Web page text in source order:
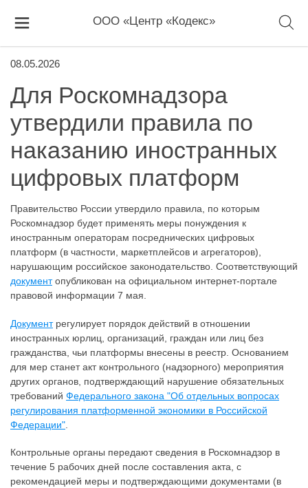
ООО «Центр «Кодекс»
08.05.2026
Для Роскомнадзора
утвердили правила по
наказанию иностранных
цифровых платформ
Правительство России утвердило правила, по которым
Роскомнадзор будет применять меры понуждения к
иностранным операторам посреднических цифровых
платформ (в частности, маркетплейсов и агрегаторов),
нарушающим российское законодательство. Соответствующий
документопубликован на официальном интернет-портале
правовой информации 7 мая.
Документрегулирует порядок действий в отношении
иностранных юрлиц, организаций, граждан или лиц без
гражданства, чьи платформы внесены в реестр. Основанием
для мер станет акт контрольного (надзорного) мероприятия
других органов, подтверждающий нарушение обязательных
требований Федерального закона "Об отдельных вопросах
регулирования платформенной экономики в Российской
Федерации"
Контрольные органы передают сведения в Роскомнадзор в
течение 5 рабочих дней после составления акта, с
рекомендацией меры и подтверждающими документами (в